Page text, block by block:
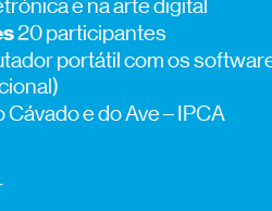
e na arte digital
20 participantes
portátil com os
e do Ave – IPCA